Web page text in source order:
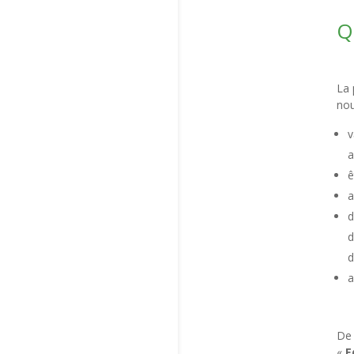
La